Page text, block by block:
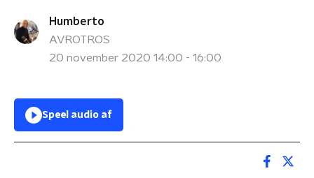
Humberto
AVROTROS
20 november 2020 14:00 - 16:00
Speel audio af